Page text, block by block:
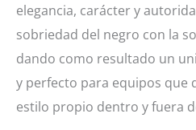
elegancia, carácter y
sobriedad del negro con la
dando como resultado un
y perfecto para equipos que
estilo propio dentro y fuera